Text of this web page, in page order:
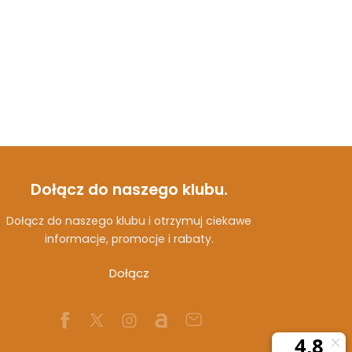
Dołącz do naszego klubu.
Dołącz do naszego klubu i otrzymuj ciekawe
informacje, promocje i rabaty.
Dołącz